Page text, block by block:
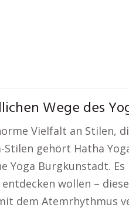
Wege des
Vielfalt an Stilen,
Stilen gehört Hatha
Yoga Burgkunstadt.
wollen –
dem Atemrhythmus